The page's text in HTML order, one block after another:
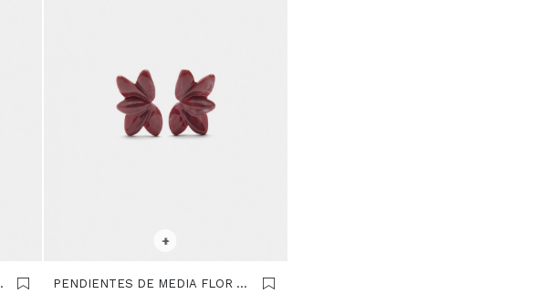
+
PENDIENTES DE MEDIA FLOR -